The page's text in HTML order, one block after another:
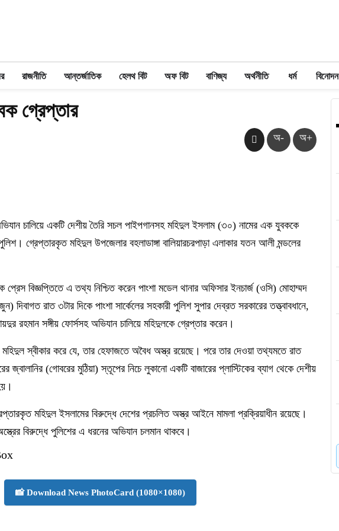
রাজনীতি আন্তর্জাতিক হেলথ বিট অফ বিট বাণিজ্য অর্থনীতি ধর্ম বিনোদন
গ্রেপ্তার
অ- অ+
চালিয়ে একটি দেশীয় তৈরি সচল পাইপগানসহ মহিদুল ইসলাম (৩০) নামের এক যুবককে
গ্রেপ্তারকৃত মহিদুল উপজেলার বহলাডাঙ্গা বালিয়ারচরপাড়া এলাকার যতন আলী মন্ডলের
বিজ্ঞপ্তিতে এ তথ্য নিশ্চিত করেন পাংশা মডেল থানার অফিসার ইনচার্জ (ওসি) মোহাম্মদ
দিবাগত রাত ৩টার দিকে পাংশা সার্কেলের সহকারী পুলিশ সুপার দেব্রত সরকারের তত্ত্বাবধানে,
রহমান সঙ্গীয় ফোর্সসহ অভিযান চালিয়ে মহিদুলকে গ্রেপ্তার করেন।
মহিদুল স্বীকার করে যে, তার হেফাজতে অবৈধ অস্ত্র রয়েছে। পরে তার দেওয়া তথ্যমতে রাত
জ্বালানির (গোবরের মুঠিয়া) স্তূপের নিচে লুকানো একটি বাজারের প্লাস্টিকের ব্যাগ থেকে দেশীয়
মহিদুল ইসলামের বিরুদ্ধে দেশের প্রচলিত অস্ত্র আইনে মামলা প্রক্রিয়াধীন রয়েছে।
বিরুদ্ধে পুলিশের এ ধরনের অভিযান চলমান থাকবে।
📸 Download News PhotoCard (1080×1080)